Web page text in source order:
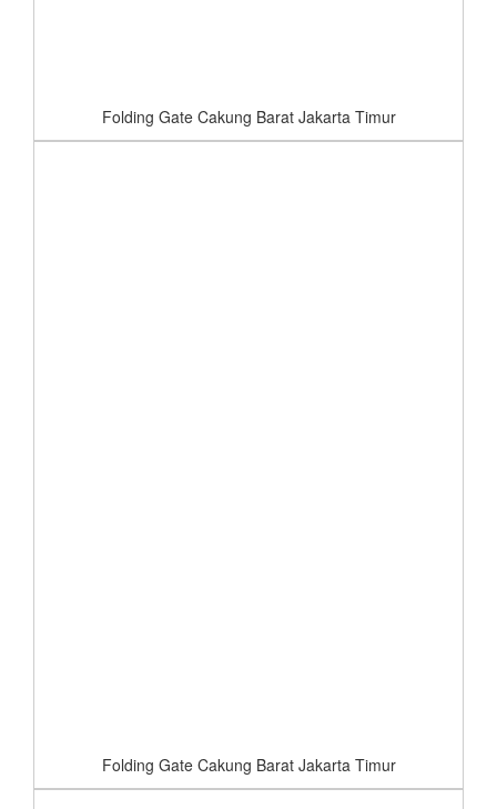
Folding Gate Cakung Barat Jakarta Timur
Folding Gate Cakung Barat Jakarta Timur